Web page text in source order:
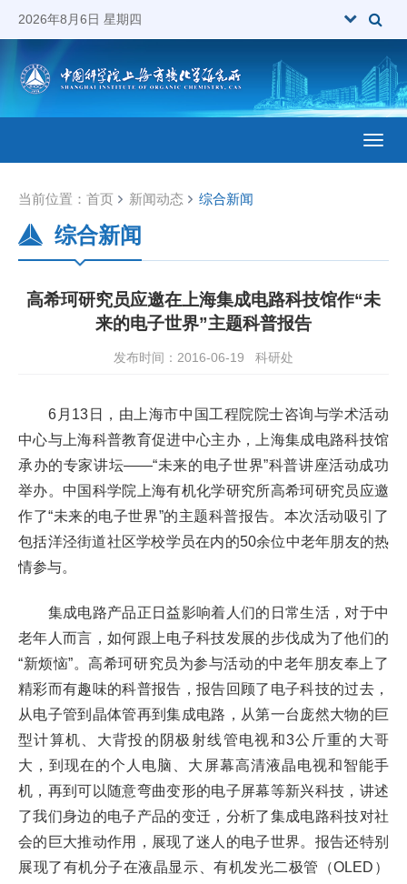
2026年8月6日 星期四
当前位置： 首页 新闻动态 综合新闻
综合新闻
高希珂研究员应邀在上海集成电路科技馆作“未
来的电子世界”主题科普报告
发布时间：2016-06-19 科研处
6 月 13 日，由上海市中国工程院院士咨询与学术活动
中心与上海科普教育促进中心主办，上海集成电路科技馆
承办的专家讲坛——“未来的电子世界”科普讲座活动成功
举办。中国科学院上海有机化学研究所高希珂研究员应邀
作了“未来的电子世界”的主题科普报告。本次活动吸引了
包括洋泾街道社区学校学员在内的50余位中老年朋友的热
情参与。
集成电路产品正日益影响着人们的日常生活，对于中
老年人而言，如何跟上电子科技发展的步伐成为了他们的
“新烦恼”。高希珂研究员为参与活动的中老年朋友奉上了
精彩而有趣味的科普报告，报告回顾了电子科技的过去，
从电子管到晶体管再到集成电路，从第一台庞然大物的巨
型计算机、大背投的阴极射线管电视和3公斤重的大哥
大，到现在的个人电脑、大屏幕高清液晶电视和智能手
机，再到可以随意弯曲变形的电子屏幕等新兴科技，讲述
了我们身边的电子产品的变迁，分析了集成电路科技对社
会的巨大推动作用，展现了迷人的电子世界。报告还特别
展现了有机分子在液晶显示、有机发光二极管（OLED ）